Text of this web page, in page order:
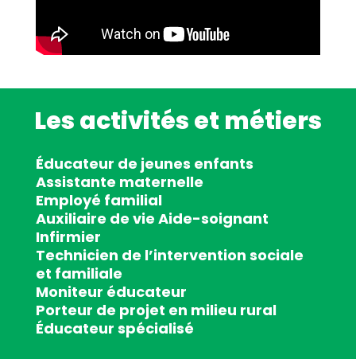
Les activités et métiers
Éducateur de jeunes enfants
Assistante maternelle
Employé familial
Auxiliaire de vie Aide-soignant
Infirmier
Technicien de l’intervention sociale
et familiale
Moniteur éducateur
Porteur de projet en milieu rural
Éducateur spécialisé